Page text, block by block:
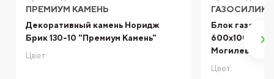
ПРЕМИУМ КАМЕНЬ
Декоративный камень Норидж
Брик 130-10 "Премиум Камень"
Цвет:
Блок
600x100x290
Могилев
Цвет: